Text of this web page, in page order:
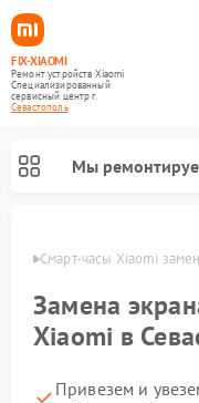
FIX-XIAOMI
Ремонт устройств Xiaomi
Специализированный
cервисный центр г.
Севастополь
Мы
Смарт-часы Xiaomi
Замена
Xiaomi в
Привезем и